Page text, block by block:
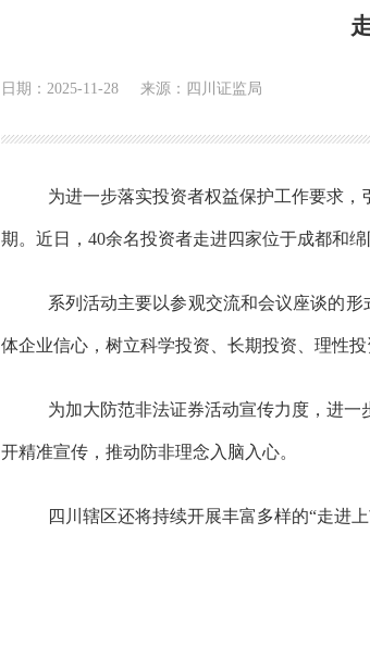
日期：2025-11-28 来源：四川证监局
为进一步落实投资者权益保护工作要求
期。近日， 40余名投资者走进四家位于成都和
系列活动主要以参观交流和会议座谈的
体企业信心，树立科学投资、长期投资、理性投
为加大防范非法证券活动宣传力度，进
开精准宣传，推动防非理念入脑入心。
四川辖区还将持续开展丰富多样的“走进